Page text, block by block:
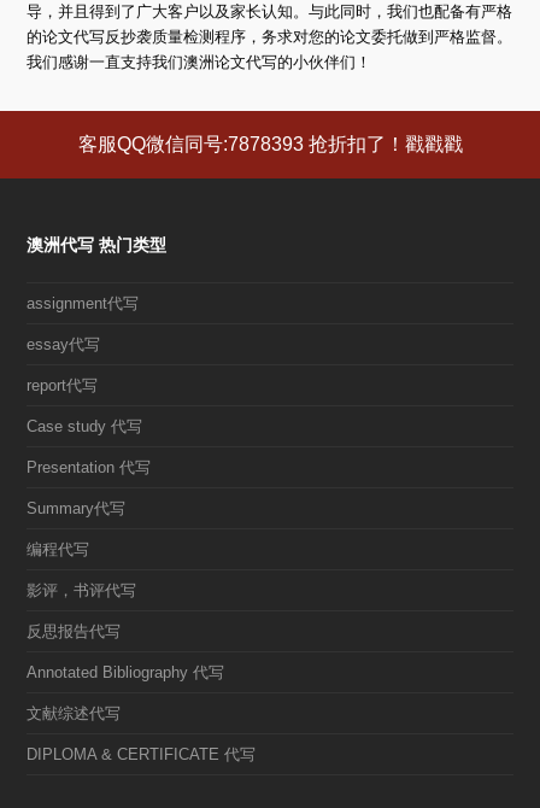
导，并且得到了广大客户以及家长认知。与此同时，我们也配备有严格
的论文代写反抄袭质量检测程序，务求对您的论文委托做到严格监督。
我们感谢一直支持我们澳洲论文代写的小伙伴们！
客服QQ微信同号:7878393 抢折扣了！戳戳戳
澳洲代写 热门类型
assignment代写
essay代写
report代写
Case study 代写
Presentation 代写
Summary代写
编程代写
影评，书评代写
反思报告代写
Annotated Bibliography 代写
文献综述代写
DIPLOMA & CERTIFICATE 代写